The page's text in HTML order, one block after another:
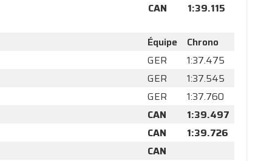
CAN 1:39.115
Équipe
Chrono
GER
1:37.475
GER
1:37.545
GER
1:37.760
CAN
1:39.497
CAN
1:39.726
CAN